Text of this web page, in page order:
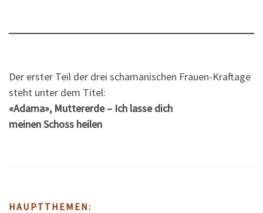
Der erster Teil der drei schamanischen Frauen-Kraftage
steht unter dem Titel:
«Adama», Muttererde – Ich lasse dich
meinen Schoss heilen
HAUPTTHEMEN: